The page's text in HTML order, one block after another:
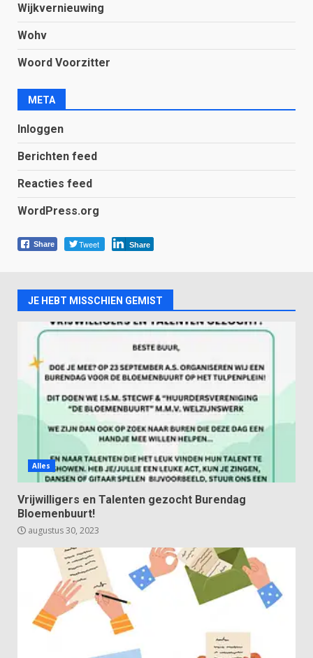
Wijkvernieuwing
Wohv
Woord Voorzitter
META
Inloggen
Berichten feed
Reacties feed
WordPress.org
Share Tweet Share
JE HEBT MISSCHIEN GEMIST
Alles
Vrijwilligers en Talenten gezocht Burendag
Bloemenbuurt!
augustus 30, 2023